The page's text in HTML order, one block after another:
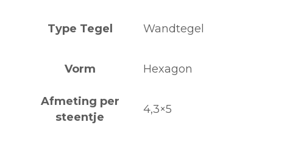
Type Tegel Wandtegel
Vorm Hexagon
Afmeting per
steentje
4,3×5